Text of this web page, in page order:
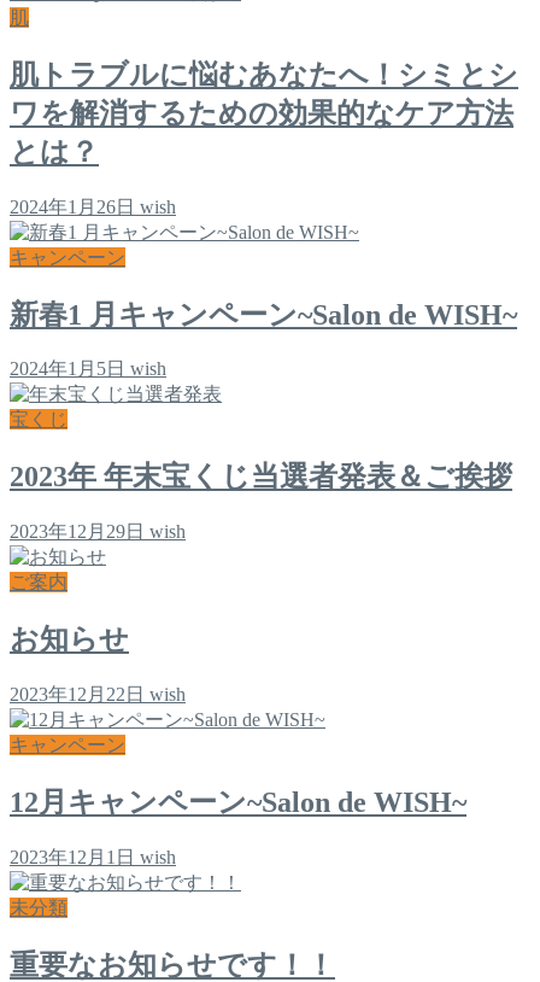
肌
肌トラブルに悩むあなたへ！シミとシ
ワを解消するための効果的なケア方法
とは？
2024年1月26日 wish
キャンペーン
新春1 月キャンペーン~Salon de WISH~
2024年1月5日 wish
宝くじ
2023年 年末宝くじ当選者発表＆ご挨拶
2023年12月29日 wish
ご案内
お知らせ
2023年12月22日 wish
キャンペーン
12月キャンペーン~Salon de WISH~
2023年12月1日 wish
未分類
重要なお知らせです！！